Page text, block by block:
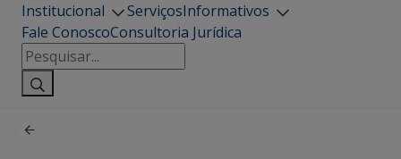
Institucional ServiçosInformativos
Fale ConoscoConsultoria Jurídica
Pesquisar
por: